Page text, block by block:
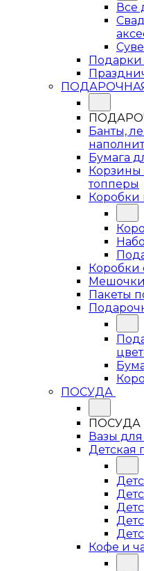
Все
Подарки
Банты,
Бумага
Корзины
топперы
Коробки
Коробки
Пакеты
ПОСУДА
ПОСУДА
Вазы для
Детская
Кофе и